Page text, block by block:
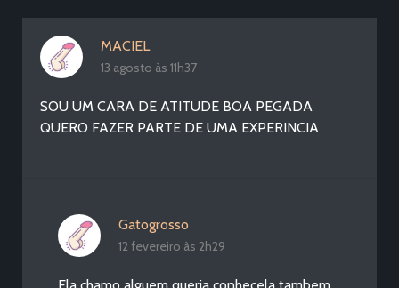
MACIEL
13 agosto às 11h37
SOU UM CARA DE ATITUDE BOA PEGADA
QUERO FAZER PARTE DE UMA EXPERINCIA
Gatogrosso
12 fevereiro às 2h29